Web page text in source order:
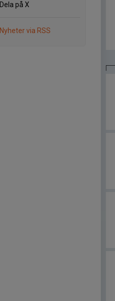
Dela på X
Nyheter via RSS